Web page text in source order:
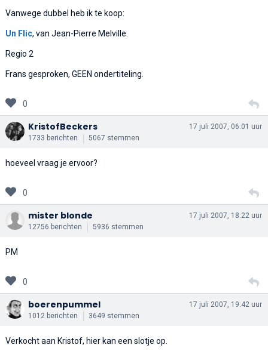
Vanwege dubbel heb ik te koop:
Un Flic, van Jean-Pierre Melville.
Regio 2
Frans gesproken, GEEN ondertiteling.
0
KristofBeckers
1733 berichten 5067 stemmen
17 juli 2007, 06:01 uur
hoeveel vraag je ervoor?
0
mister blonde
12756 berichten 5936 stemmen
17 juli 2007, 18:22 uur
PM
0
boerenpummel
1012 berichten 3649 stemmen
17 juli 2007, 19:42 uur
Verkocht aan Kristof, hier kan een slotje op.